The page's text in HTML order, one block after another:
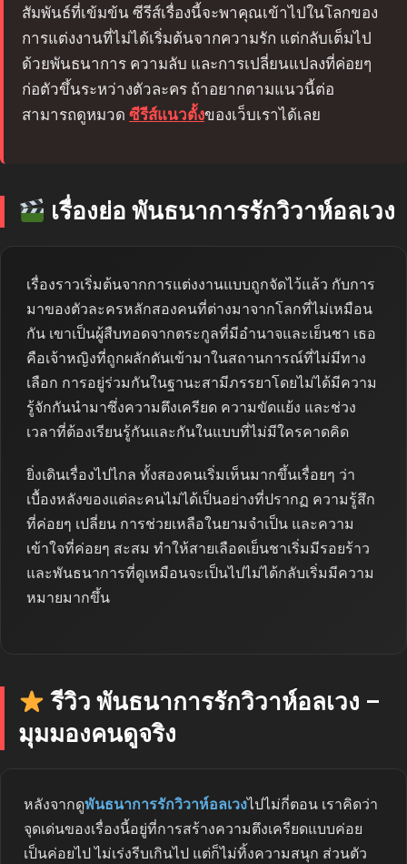
สัมพันธ์ที่เข้มข้น ซีรีส์เรื่องนี้จะพาคุณเข้าไปในโลกของ
การแต่งงานที่ไม่ได้เริ่มต้นจากความรัก แต่กลับเต็มไป
ด้วยพันธนาการ ความลับ และการเปลี่ยนแปลงที่ค่อยๆ
ก่อตัวขึ้นระหว่างตัวละคร ถ้าอยากตามแนวนี้ต่อ
สามารถดูหมวด ซีรีส์แนวตั้งของเว็บเราได้เลย
เรื่องย่อ พันธนาการรักวิวาห์อลเวง
เรื่องราวเริ่มต้นจากการแต่งงานแบบถูกจัดไว้แล้ว กับการ
มาของตัวละครหลักสองคนที่ต่างมาจากโลกที่ไม่เหมือน
กัน เขาเป็นผู้สืบทอดจากตระกูลที่มีอำนาจและเย็นชา เธอ
คือเจ้าหญิงที่ถูกผลักดันเข้ามาในสถานการณ์ที่ไม่มีทาง
เลือก การอยู่ร่วมกันในฐานะสามีภรรยาโดยไม่ได้มีความ
รู้จักกันนำมาซึ่งความตึงเครียด ความขัดแย้ง และช่วง
เวลาที่ต้องเรียนรู้กันและกันในแบบที่ไม่มีใครคาดคิด
ยิ่งเดินเรื่องไปไกล ทั้งสองคนเริ่มเห็นมากขึ้นเรื่อยๆ ว่า
เบื้องหลังของแต่ละคนไม่ได้เป็นอย่างที่ปรากฏ ความรู้สึก
ที่ค่อยๆ เปลี่ยน การช่วยเหลือในยามจำเป็น และความ
เข้าใจที่ค่อยๆ สะสม ทำให้สายเลือดเย็นชาเริ่มมีรอยร้าว
และพันธนาการที่ดูเหมือนจะเป็นไปไม่ได้กลับเริ่มมีความ
หมายมากขึ้น
รีวิว พันธนาการรักวิวาห์อลเวง –
มุมมองคนดูจริง
หลังจากดูพันธนาการรักวิวาห์อลเวงไปไม่กี่ตอน เราคิดว่า
จุดเด่นของเรื่องนี้อยู่ที่การสร้างความตึงเครียดแบบค่อย
เป็นค่อยไป ไม่เร่งรีบเกินไป แต่ก็ไม่ทิ้งความสนุก ส่วนตัว